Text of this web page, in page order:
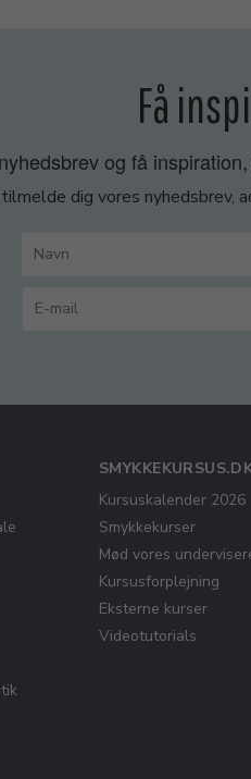
Få
og få
dig vores nyhedsbrev,
Kursuskalender 2026
Smykkekurser
Mød vores
Kursusforplejning
Eksterne kurser
Videotutorials